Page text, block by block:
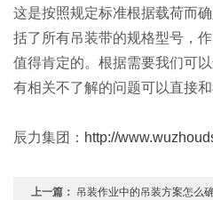
这是按照规定标准根据载荷而
括了所有吊装带的规格型号，
值得肯定的。根据需要我们可
有相关不了解的问题可以直接和
辰力集团： http://
上一篇： 吊装作业中的吊装方案怎么